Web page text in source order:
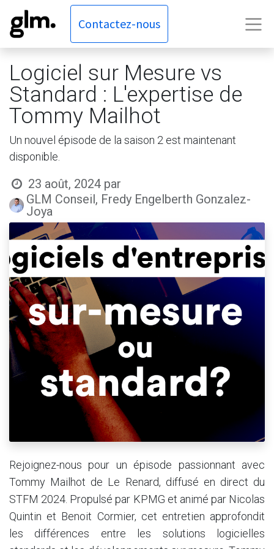
Contactez-nous
Logiciel sur Mesure vs
Standard : L'expertise de
Tommy Mailhot
Un nouvel épisode de la saison 2 est maintenant
disponible.
23 août, 2024 par
GLM Conseil, Fredy Engelberth Gonzalez-
Joya
Rejoignez-nous pour un épisode passionnant avec
Tommy Mailhot de Le Renard, diffusé en direct du
STFM 2024. Propulsé par KPMG et animé par Nicolas
Quintin et Benoit Cormier, cet entretien approfondit
les différences entre les solutions logicielles